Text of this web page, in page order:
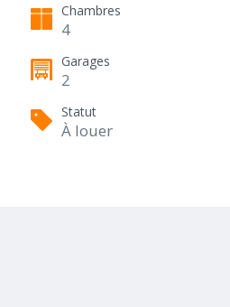
Chambres
4
Garages
2
Statut
À louer